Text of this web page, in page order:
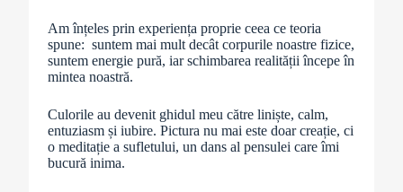
Am înțeles prin experiența proprie ceea ce teoria
spune: suntem mai mult decât corpurile noastre fizice,
suntem energie pură, iar schimbarea realității începe în
mintea noastră.
Culorile au devenit ghidul meu către liniște, calm,
entuziasm și iubire. Pictura nu mai este doar creație, ci
o meditație a sufletului, un dans al pensulei care îmi
bucură inima.